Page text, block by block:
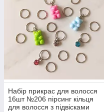
Набір прикрас для волосся
16шт №206 пірсинг кільця
для волосся з підвісками